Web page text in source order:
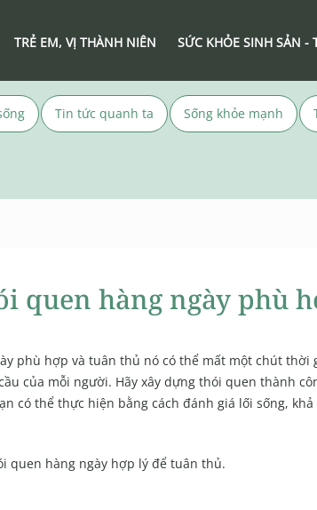
TRẺ EM, VỊ THÀNH NIÊN SỨC KHỎE SINH SẢN -
Tin tức quanh ta Sống khỏe mạnh
quen hàng ngày phù
phù hợp và tuân thủ nó có thể mất một chút thời
của mỗi người. Hãy xây dựng thói quen thành
có thể thực hiện bằng cách đánh giá lối sống,
quen hàng ngày hợp lý để tuân thủ.